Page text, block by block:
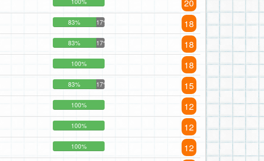
20
83% 17% 18
83% 17% 18
100% 18
83% 17% 15
100% 12
100% 12
100% 12